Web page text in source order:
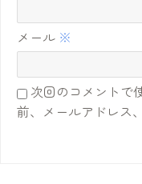
メール ※
次回のコメントで
前、メールアドレス